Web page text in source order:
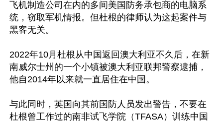
飞机制造公司在内的多间美国防务承包商的电脑系
统，窃取军机情报。但杜根的律师认为这起案件与
黑客无关。
2022年10月杜根从中国返回澳大利亚不久后，在新
南威尔士州的一个小镇被澳大利亚联邦警察逮捕，
他自2014年以来就一直居住在中国。
与此同时，英国向其前国防人员发出警告，不要在
杜根曾工作过的南非试飞学院（TFASA）训练中国